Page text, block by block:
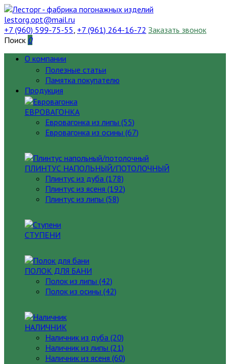
lestorg.opt@mail.ru
+7 (960) 599-75-55, +7 (961) 264-16-72 Заказать звонок
Поиск 0
О компании
Полезные статьи
Памятка покупателю
Продукция
ЕВРОВАГОНКА
Евровагонка из липы (55)
Евровагонка из осины (67)
ПЛИНТУС НАПОЛЬНЫЙ/ПОТОЛОЧНЫЙ
Плинтус из дуба (178)
Плинтус из ясеня (192)
Плинтус из липы (58)
СТУПЕНИ
ПОЛОК ДЛЯ БАНИ
Полок из липы (42)
Полок из осины (42)
НАЛИЧНИК
Наличник из дуба (20)
Наличник из липы (21)
Наличник из ясеня (60)